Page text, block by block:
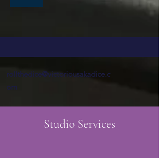
rollthedice@victoriousakadice.c
om
Studio Services